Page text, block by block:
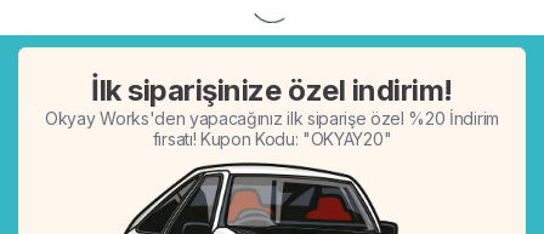
İlk siparişinize özel indirim!
Okyay Works'den yapacağınız ilk siparişe özel %20 İndirim
fırsatı! Kupon Kodu: "OKYAY20"
%20